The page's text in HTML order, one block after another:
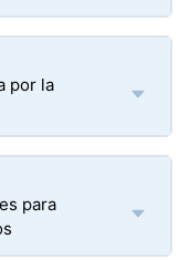
por la
para